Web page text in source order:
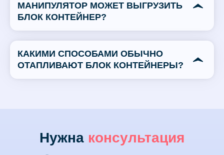
МАНИПУЛЯТОР МОЖЕТ ВЫГРУЗИТЬ
БЛОК КОНТЕЙНЕР?
КАКИМИ СПОСОБАМИ ОБЫЧНО
ОТАПЛИВАЮТ БЛОК КОНТЕЙНЕРЫ?
Нужна консультация